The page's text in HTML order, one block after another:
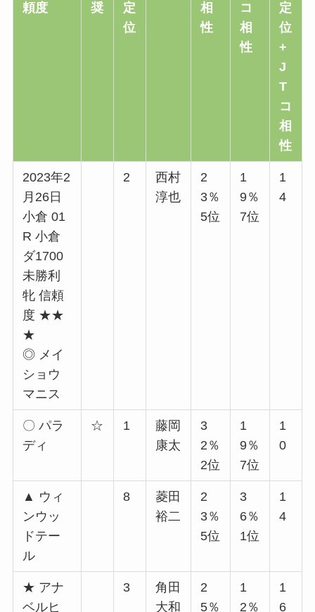
頼度
奨
定
位
相
性
コ
相
性
定
位
+
J
T
コ
相
性
2023年2
月26日
小倉 01
R 小倉
ダ1700
未勝利
牝 信頼
度 ★★
★
◎ メイ
ショウ
マニス
2
西村
淳也
2
3％
5位
1
9％
7位
1
4
〇 パラ
ディ
☆ 1
藤岡
康太
3
2％
2位
1
9％
7位
1
0
▲ ウィ
ンウッ
ドテー
ル
8
菱田
裕二
2
3％
5位
3
6％
1位
1
4
★ アナ
ベルヒ
3
角田
大和
2
5％
1
2％
1
6